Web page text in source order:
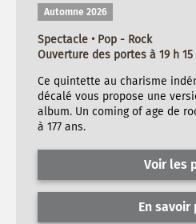
Automne 2026
Spectacle • Pop - Rock
Ouverture des portes à 19 h
Ce quintette au charisme
décalé vous propose une
album. Un coming of age de
à 177 ans.
Voir les
En savoir